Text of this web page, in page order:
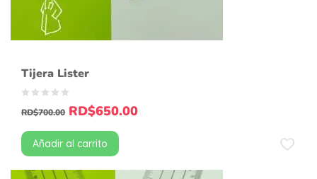
Tijera Lister
RD$700.00 RD$650.00
Añadir al carrito